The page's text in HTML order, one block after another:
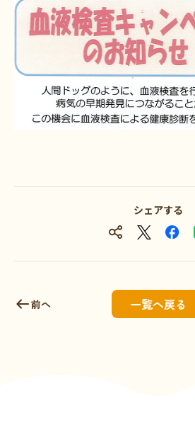
シェアする
前へ 一覧へ戻る